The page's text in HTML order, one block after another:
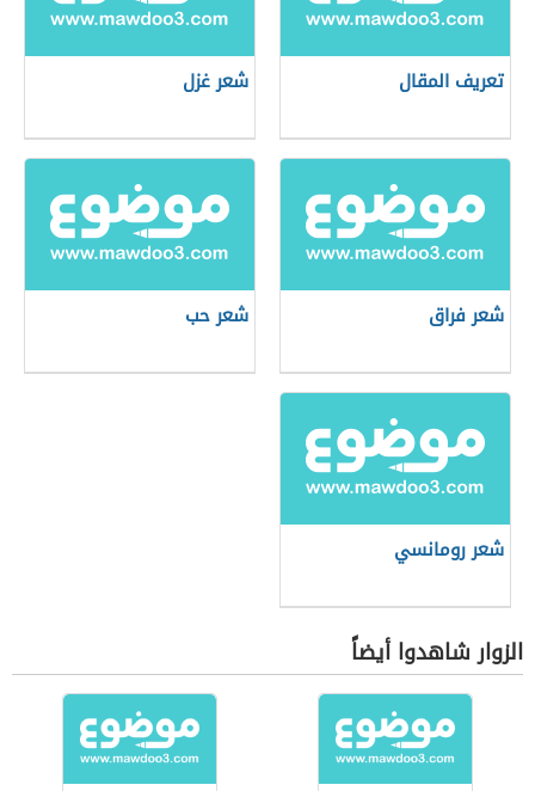
تعريف المقال شعر غزل
شعر فراق شعر حب
شعر رومانسي
الزوار شاهدوا أيضاً